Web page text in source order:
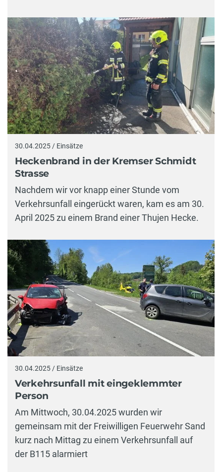
30.04.2025 / Einsätze
Heckenbrand in der Kremser Schmidt
Strasse
Nachdem wir vor knapp einer Stunde vom
Verkehrsunfall eingerückt waren, kam es am 30.
April 2025 zu einem Brand einer Thujen Hecke.
30.04.2025 / Einsätze
Verkehrsunfall mit eingeklemmter
Person
Am Mittwoch, 30.04.2025 wurden wir
gemeinsam mit der Freiwilligen Feuerwehr Sand
kurz nach Mittag zu einem Verkehrsunfall auf
der B115 alarmiert